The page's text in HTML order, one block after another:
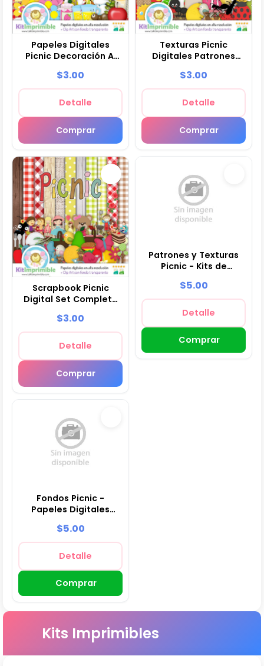
Papeles Digitales
Picnic Decoración Al
$3.00
Detalle
Comprar
Texturas Picnic
Digitales Patrones
$3.00
Detalle
Comprar
Scrapbook Picnic
Digital Set Completo
$3.00
Detalle
Comprar
Patrones y Texturas
Picnic - Kits de
$5.00
Detalle
Comprar
Fondos Picnic -
Papeles Digitales
$5.00
Detalle
Comprar
Kits Imprimibles